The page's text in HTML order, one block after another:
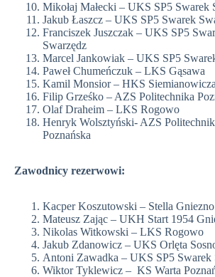
Mikołaj Małecki – UKS SP5 Swarek
Jakub Łaszcz – UKS SP5 Swarek
Franciszek Juszczak – UKS SP5
Swarzędz
Marcel Jankowiak – UKS SP5
Paweł Chumeńczuk – LKS Gąsawa
Kamil Monsior – HKS
Filip Grześko – AZS Politechnika
Olaf Draheim – LKS Rogowo
Henryk Wolsztyński- AZS
Poznańska
Zawodnicy rezerwowi:
Kacper Koszutowski – Stella Gniezno
Mateusz Zając – UKH Start 1954
Nikolas Witkowski – LKS Rogowo
Jakub Zdanowicz – UKS Orlęta
Antoni Zawadka – UKS SP5 Swarek
Wiktor Tyklewicz – KS Warta